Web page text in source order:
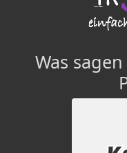
Was